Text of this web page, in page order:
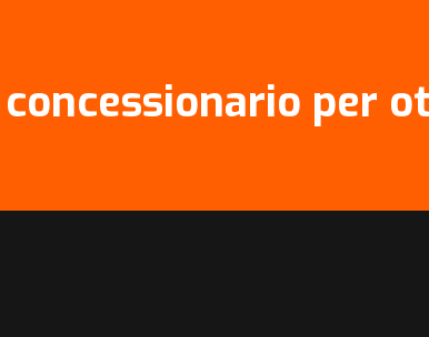
per